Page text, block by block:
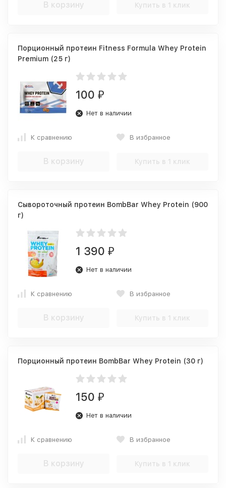
В корзину Купить в 1 клик
Порционный протеин Fitness Formula Whey Protein
Premium (25 г)
100 ₽
Нет в наличии
К сравнению В избранное
В корзину Купить в 1 клик
Сывороточный протеин BombBar Whey Protein (900
г)
1 390 ₽
Нет в наличии
К сравнению В избранное
В корзину Купить в 1 клик
Порционный протеин BombBar Whey Protein (30 г)
150 ₽
Нет в наличии
К сравнению В избранное
В корзину Купить в 1 клик